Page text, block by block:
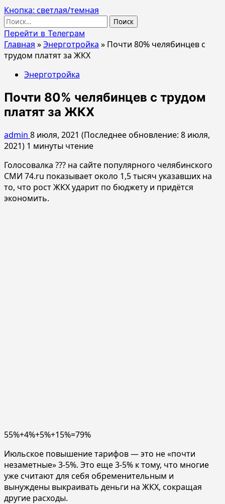
Кнопка: светлая/темная
Найти:
Перейти в Телеграм
Главная »Энерготройка » Почти 80% челябинцев с
трудом платят за ЖКХ
Энерготройка
Почти 80% челябинцев с трудом
платят за ЖКХ
admin 8 июля, 2021 (Последнее обновление: 8 июля,
2021) 1 минуты чтение
Голосовалка ??? на сайте популярного челябинского
СМИ 74.ru показывает около 1,5 тысяч указавших на
то, что рост ЖКХ ударит по бюджету и придётся
экономить.
55%+4%+5%+15%=79%
Июльское повышение тарифов — это не «почти
незаметные» 3-5%. Это еще 3-5% к тому, что многие
уже считают для себя обременительным и
вынуждены выкраивать деньги на ЖКХ, сокращая
другие расходы.